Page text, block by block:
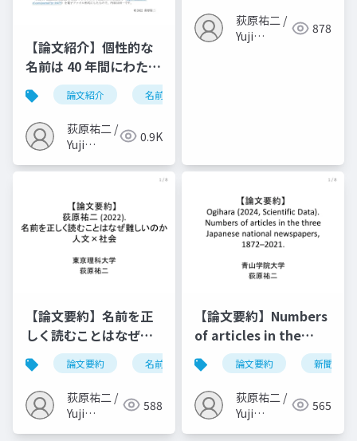
【論文紹介】個性的な
名前は 40 年間にわたっ
て増加している - 日本
の名前研究を進めるこ
との難しさとその解決
方法（Ogihara & Ito,
2022, CRESP）
論文紹介 名前
荻原祐二 /
Yuji
0.9K
荻原祐二 /
Yuji
878
【論文要約】名前を正
しく読むことはなぜ難
しいのか（荻原, 2022,
人文×社会）
論文要約 名前 言語学 漢字
荻原祐二 /
Yuji
588
【論文要約】Numbers
of articles in the
three Japanese
national
newspapers, 1872–
2021 (Ogihara, 2024,
Scientific Data)
論文要約 新聞
荻原祐二 /
Yuji
565